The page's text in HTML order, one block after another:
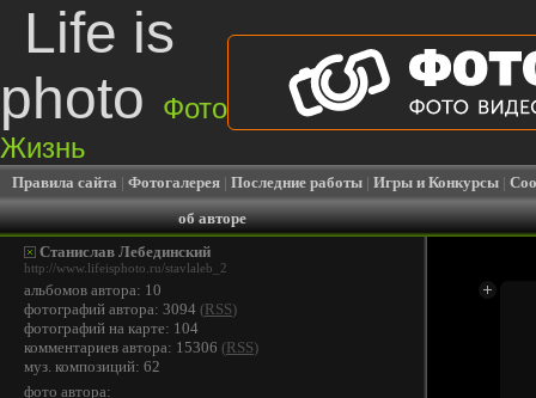
Life is
photo
Фото
Жизнь
Правила сайта | Фотогалерея | Последние работы | Игры и Конкурсы |
об авторе
Станислав Лебединский
http://www.lifeisphoto.ru/stavlaleb_2
альбомов автора: 10
фотографий автора: 3094 (RSS)
фотографий на карте: 104
комментариев автора: 15306 (RSS)
муз. композиций: 62
фото автора: